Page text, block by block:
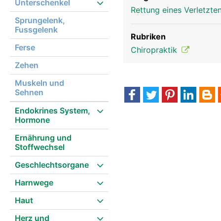
Unterschenkel
Sprungelenk,
Fussgelenk
Ferse
Zehen
Muskeln und
Sehnen
Endokrines System,
Hormone
Ernährung und
Stoffwechsel
Geschlechtsorgane
Harnwege
Haut
Herz und
Rettung eines
Rubriken
Chiropraktik